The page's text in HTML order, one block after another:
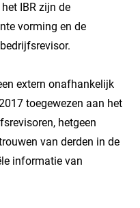
IBR zijn de
vorming en de
extern onafhankelijk
toegewezen aan het
hetgeen
van derden in de
informatie van